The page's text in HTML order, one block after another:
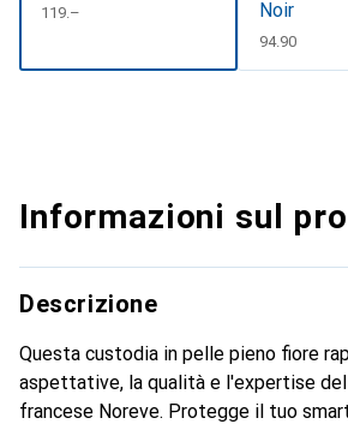
CHF
119.–
Noir
CHF
94.90
Informazioni sul
Descrizione
Questa custodia in pelle pieno fiore
aspettative, la qualità e l'expertise
francese Noreve. Protegge il tuo